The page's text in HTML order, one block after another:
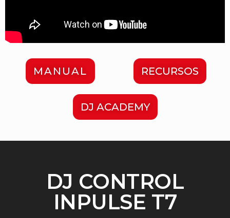
MANUAL RECURSOS
DJ ACADEMY
DJ CONTROL
INPULSE T7